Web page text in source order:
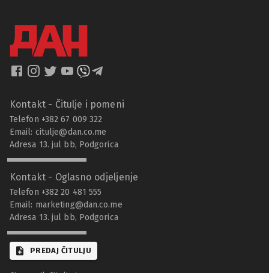
Kontakt - Čitulje i pomeni
Telefon +382 67 009 322
Email: citulje@dan.co.me
Adresa 13. jul bb, Podgorica
Kontakt - Oglasno odjeljenje
Telefon +382 20 481 555
Email: marketing@dan.co.me
Adresa 13. jul bb, Podgorica
PREDAJ ČITULJU